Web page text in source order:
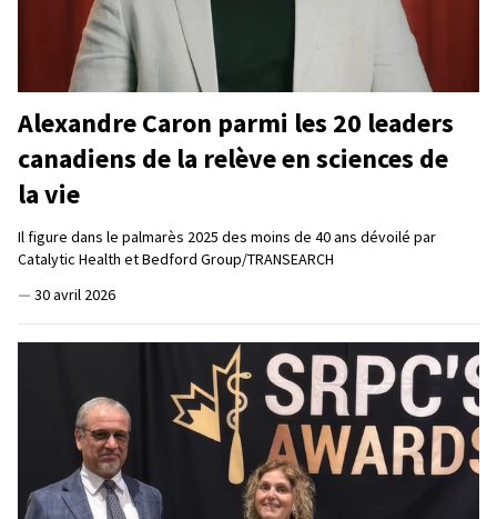
Alexandre Caron parmi les 20 leaders
canadiens de la relève en sciences de
la vie
Il figure dans le palmarès 2025 des moins de 40 ans dévoilé par
Catalytic Health et Bedford Group/TRANSEARCH
— 30 avril 2026